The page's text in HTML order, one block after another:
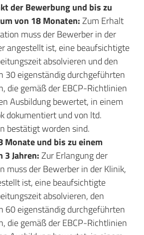
der Bewerbung und bis zu
von 18 Monaten:Zum Erhalt
muss der Bewerber in der
angestellt ist, eine beaufsichtigte
absolvieren und den
30 eigenständig durchgeführten
die gemäß der EBCP-Richtlinien
Ausbildung bewertet, in einem
dokumentiert und von ltd.
bestätigt worden sind.
Monate und bis zu einem
3 Jahren:Zur Erlangung der
muss der Bewerber in der Klinik,
ist, eine beaufsichtigte
absolvieren, den
60 eigenständig durchgeführten
die gemäß der EBCP-Richtlinien